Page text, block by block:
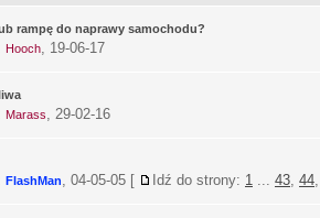
rampę do naprawy samochodu?
Hooch, 19-06-17
Marass, 29-02-16
FlashMan, 04-05-05 [ Idź do strony: 1 ... 43, 44